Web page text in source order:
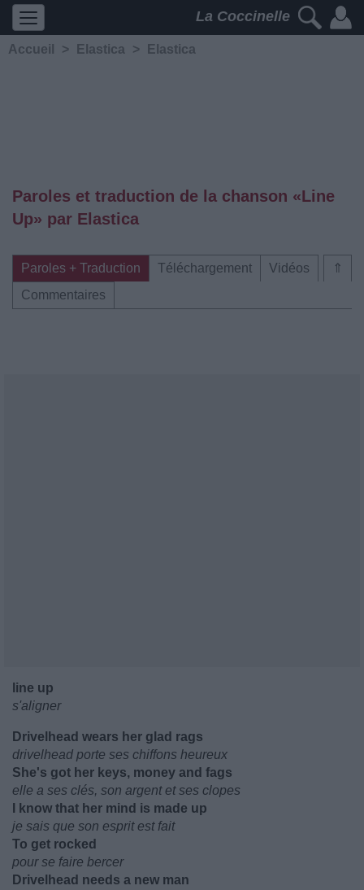
La Coccinelle
Accueil > Elastica > Elastica
Paroles et traduction de la chanson «Line
Up» par Elastica
⇑
Paroles + Traduction Téléchargement
Vidéos
Commentaires
line up
s'aligner
Drivelhead wears her glad rags
drivelhead porte ses chiffons heureux
She's got her keys, money and fags
elle a ses clés, son argent et ses clopes
I know that her mind is made up
je sais que son esprit est fait
To get rocked
pour se faire bercer
Drivelhead needs a new man